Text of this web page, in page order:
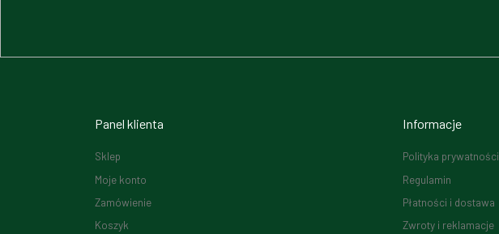
Panel klienta
Sklep
Moje konto
Zamówienie
Koszyk
Informacje
Polityka prywatności
Regulamin
Płatności i dostawa
Zwroty i reklamacje